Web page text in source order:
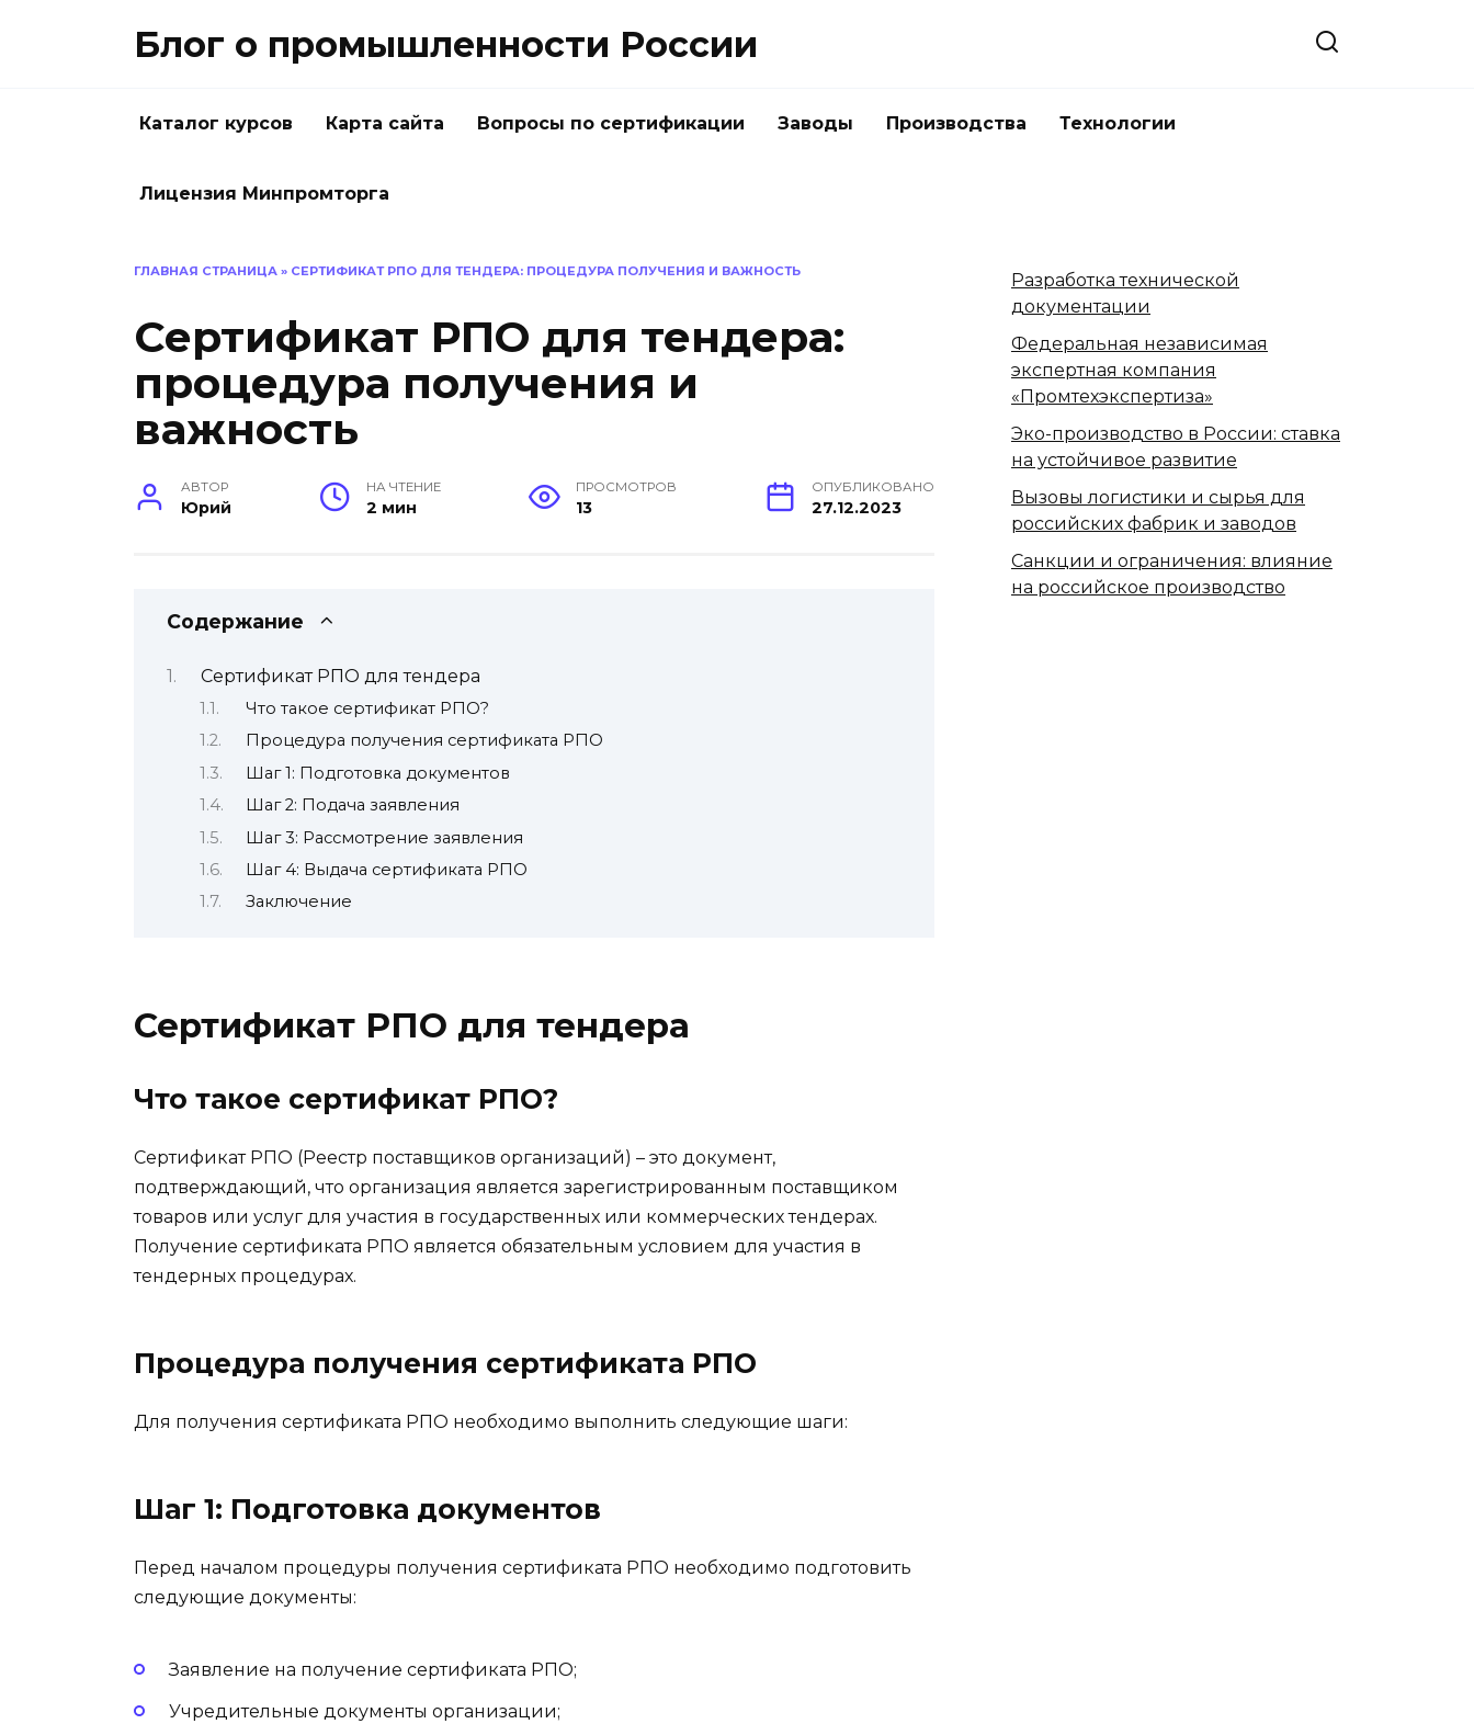
Блог о промышленности России
Каталог курсов Карта сайта Вопросы по сертификации Заводы Производства Технологии
Лицензия Минпромторга
ГЛАВНАЯ СТРАНИЦА » СЕРТИФИКАТ РПО ДЛЯ ТЕНДЕРА: ПРОЦЕДУРА ПОЛУЧЕНИЯ И ВАЖНОСТЬ
Сертификат РПО для тендера:
процедура получения и
важность
АВТОР
Юрий
НА ЧТЕНИЕ
2 мин
ПРОСМОТРОВ
13
ОПУБЛИКОВАНО
27.12.2023
Содержание
Сертификат РПО для тендера
Что такое сертификат РПО?
Процедура получения сертификата РПО
Шаг 1: Подготовка документов
Шаг 2: Подача заявления
Шаг 3: Рассмотрение заявления
Шаг 4: Выдача сертификата РПО
Заключение
Сертификат РПО для тендера
Что такое сертификат РПО?
Сертификат РПО (Реестр поставщиков организаций) – это документ,
подтверждающий, что организация является зарегистрированным поставщиком
товаров или услуг для участия в государственных или коммерческих тендерах.
Получение сертификата РПО является обязательным условием для участия в
тендерных процедурах.
Процедура получения сертификата РПО
Для получения сертификата РПО необходимо выполнить следующие шаги:
Шаг 1: Подготовка документов
Перед началом процедуры получения сертификата РПО необходимо подготовить
следующие документы:
Заявление на получение сертификата РПО;
Учредительные документы организации;
Разработка технической
документации
Федеральная независимая
экспертная компания
«Промтехэкспертиза»
Эко-производство в России: ставка
на устойчивое развитие
Вызовы логистики и сырья для
российских фабрик и заводов
Санкции и ограничения: влияние
на российское производство